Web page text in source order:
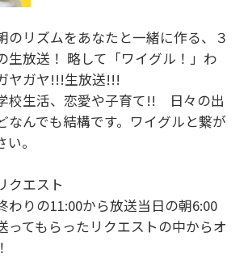
のリズムをあなたと一緒に作る、３
生放送！ 略して「ワイグル！」わ
ヤガヤ!!!生放送!!!
校生活、恋愛や子育て!! 日々の出
なんでも結構です。ワイグルと繋が
。
クエスト
わりの11:00から放送当日の朝6:00
ってもらったリクエストの中からオ